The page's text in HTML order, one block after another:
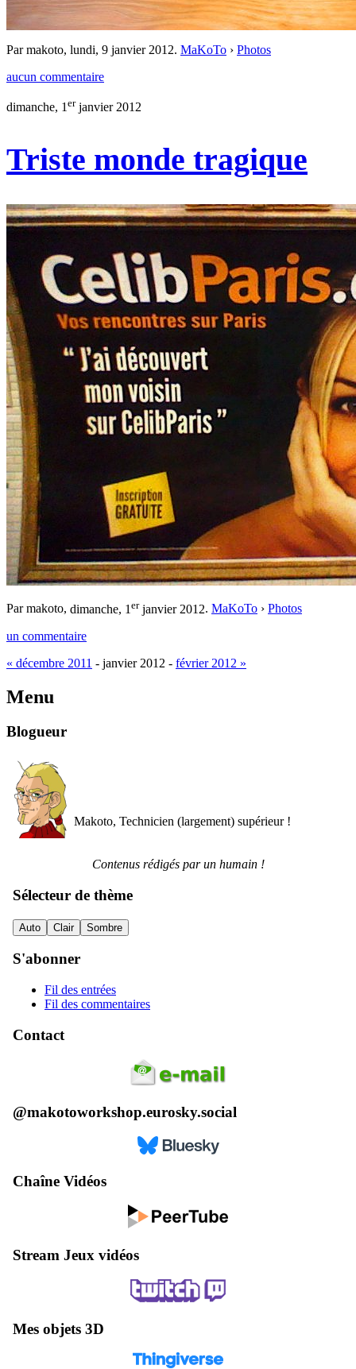
Par makoto, lundi, 9 janvier 2012. MaKoTo › Photos
aucun commentaire
dimanche, 1 erjanvier 2012
Triste monde tragique
Par makoto, dimanche, 1 erjanvier 2012. MaKoTo › Photos
un commentaire
« décembre 2011 - janvier 2012 - février 2012 »
Menu
Blogueur
Makoto, Technicien (largement) supérieur !
Contenus rédigés par un humain !
Sélecteur de thème
Auto Clair Sombre
S'abonner
Fil des entrées
Fil des commentaires
Contact
@makotoworkshop.eurosky.social
Chaîne Vidéos
Stream Jeux vidéos
Mes objets 3D